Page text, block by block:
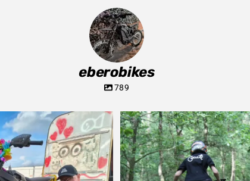
eberobikes
789